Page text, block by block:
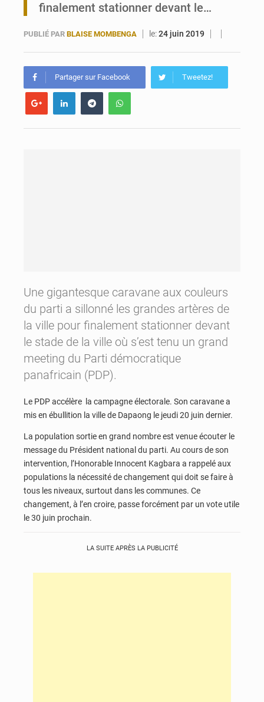
finalement stationner devant le…
PUBLIÉ PAR BLAISE MOMBENGA le:24 juin 2019
Partager sur Facebook Tweetez!
Une gigantesque caravane aux couleurs
du parti a sillonné les grandes artères de
la ville pour finalement stationner devant
le stade de la ville où s’est tenu un grand
meeting du Parti démocratique
panafricain (PDP).
Le PDP accélère la campagne électorale. Son caravane a
mis en ébullition la ville de Dapaong le jeudi 20 juin dernier.
La population sortie en grand nombre est venue écouter le
message du Président national du parti. Au cours de son
intervention, l’Honorable Innocent Kagbara a rappelé aux
populations la nécessité de changement qui doit se faire à
tous les niveaux, surtout dans les communes. Ce
changement, à l’en croire, passe forcément par un vote utile
le 30 juin prochain.
LA SUITE APRÈS LA PUBLICITÉ